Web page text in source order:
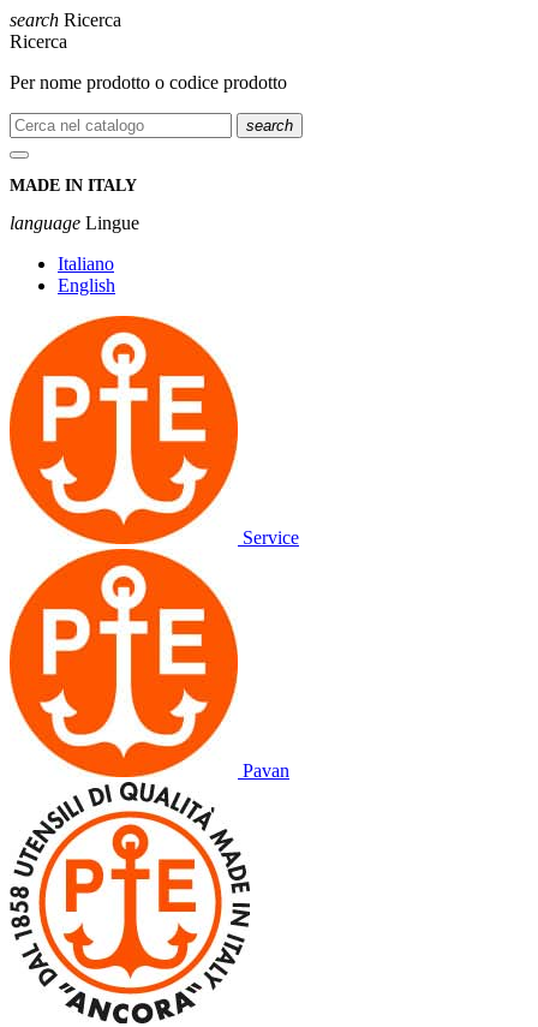
search Ricerca
Ricerca
Per nome prodotto o codice prodotto
search
MADE IN ITALY
language Lingue
Italiano
English
Service
Pavan